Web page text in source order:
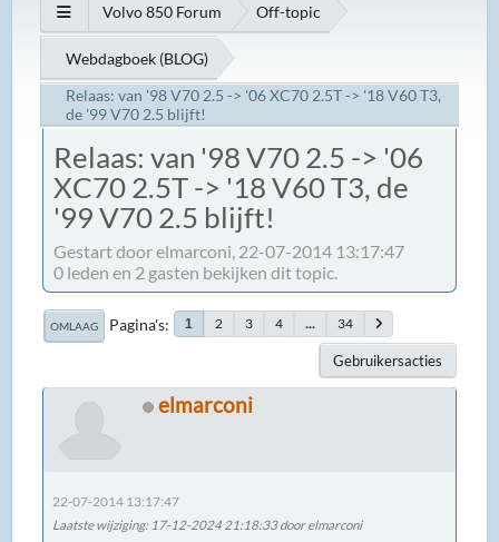
Volvo 850 Forum Off-topic
Webdagboek (BLOG)
Relaas: van '98 V70 2.5 -> '06 XC70 2.5T -> '18 V60 T3,
de '99 V70 2.5 blijft!
Relaas: van '98 V70 2.5 -> '06
XC70 2.5T -> '18 V60 T3, de
'99 V70 2.5 blijft!
Gestart door elmarconi, 22-07-2014 13:17:47
0 leden en 2 gasten bekijken dit topic.
OMLAAG Pagina's 1 2 3 4 ... 34
Gebruikersacties
elmarconi
22-07-2014 13:17:47
Laatste wijziging: 17-12-2024 21:18:33 door elmarconi